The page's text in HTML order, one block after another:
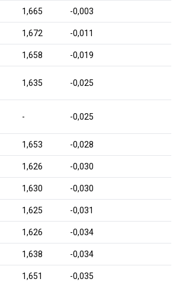
1,665 -0,003
1,672 -0,011
1,658 -0,019
1,635 -0,025
- -0,025
1,653 -0,028
1,626 -0,030
1,630 -0,030
1,625 -0,031
1,626 -0,034
1,638 -0,034
1,651 -0,035